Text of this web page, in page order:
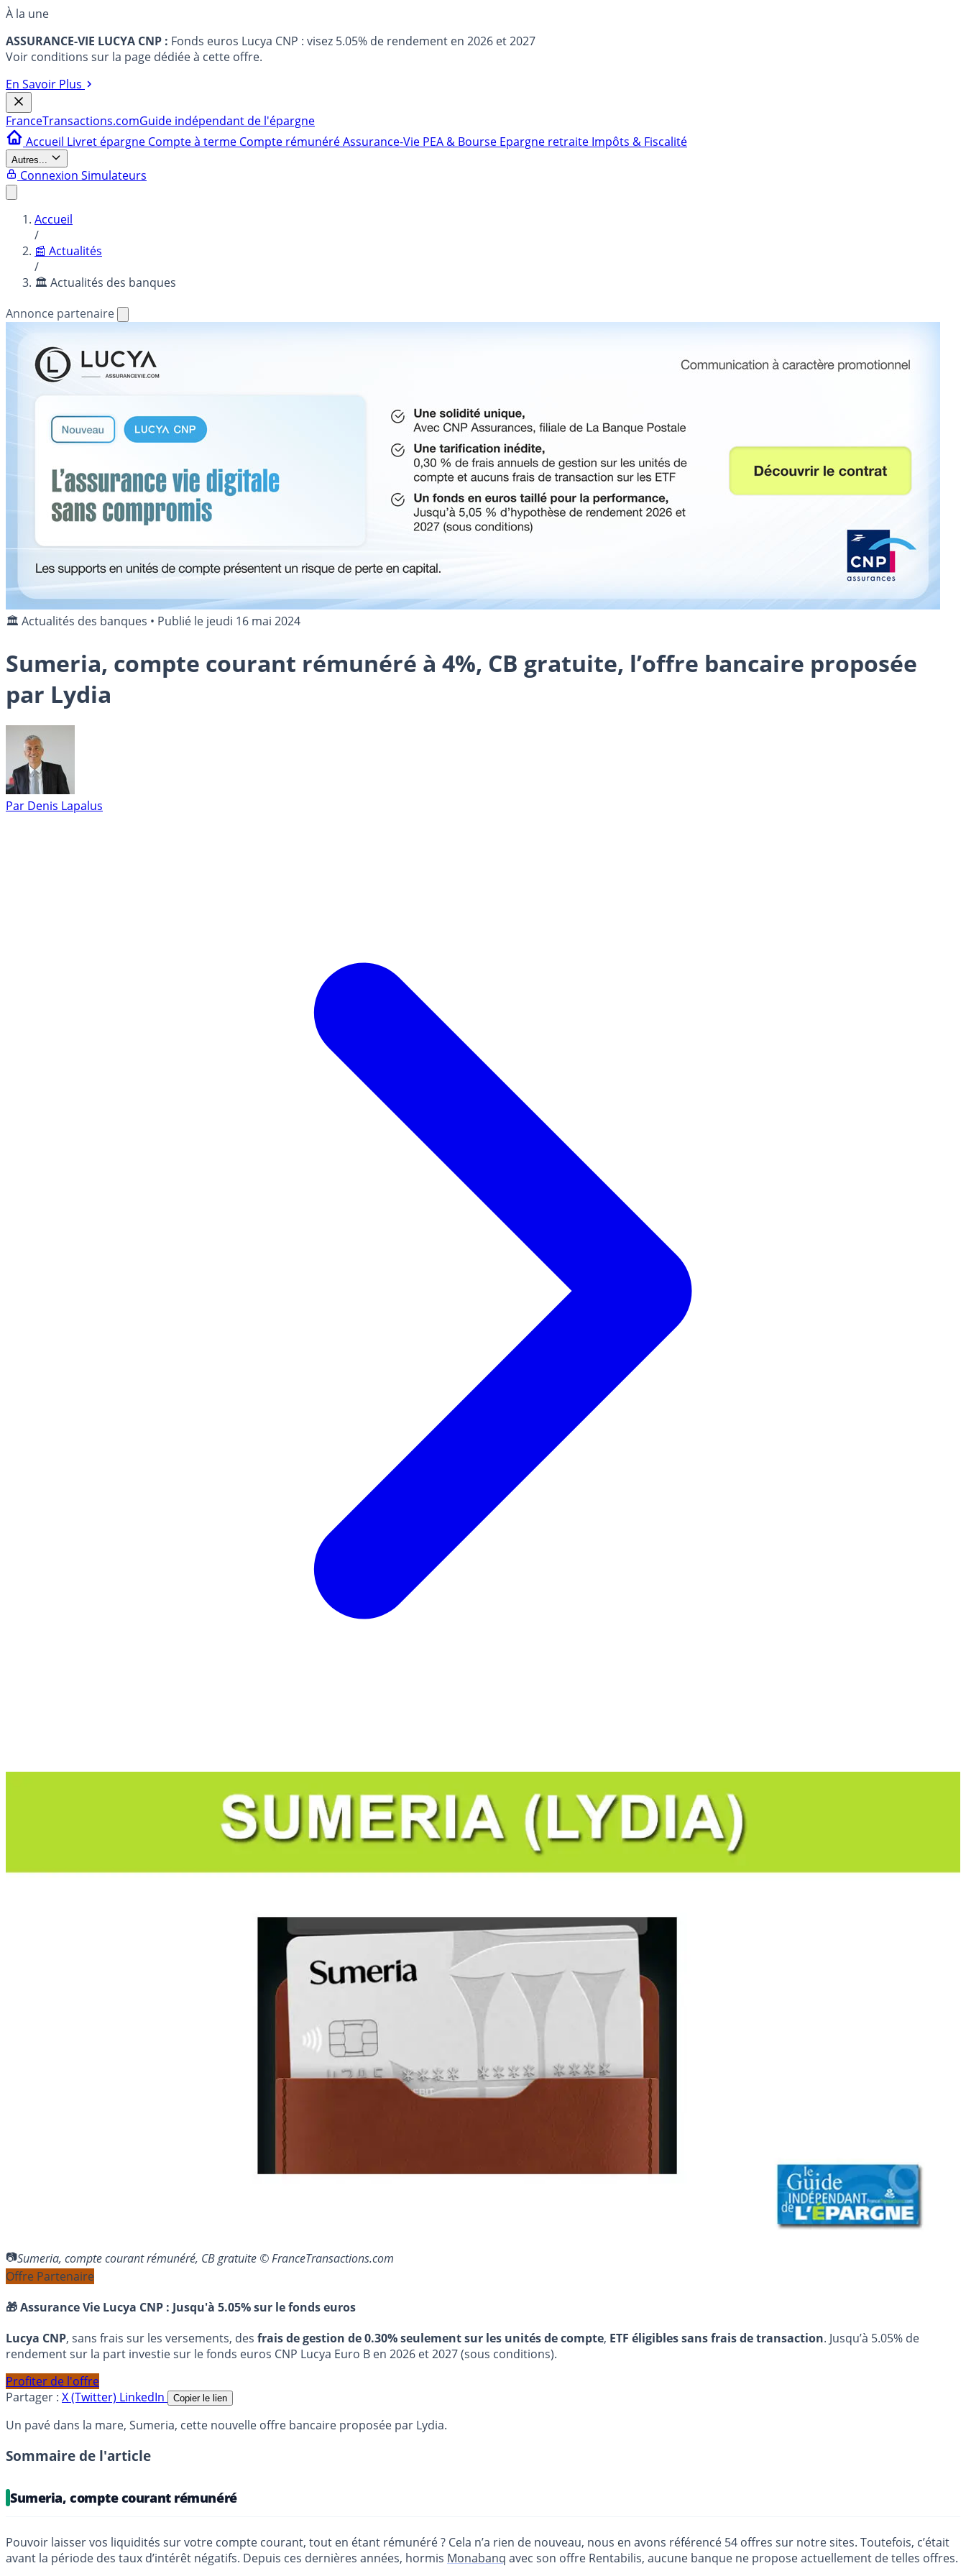
À la une
ASSURANCE-VIE LUCYA CNP : Fonds euros Lucya CNP : visez 5.05% de rendement en 2026 et 2027
Voir conditions sur la page dédiée à cette offre.
En Savoir Plus
FranceTransactions.comGuide indépendant de l'épargne
Accueil Livret épargne Compte à terme Compte rémunéréAssurance-Vie PEA & Bourse Epargne retraite Impôts & Fiscalité
Autres...
Connexion Simulateurs
Accueil
/
📰 Actualités
/
🏛️ Actualités des banques
Annonce partenaire
🏛️ Actualités des banques • Publié le jeudi 16 mai 2024
Sumeria, compte courant rémunéré à 4%, CB gratuite, l’offre bancaire proposée
par Lydia
Par Denis Lapalus
Sumeria, compte courant rémunéré, CB gratuite © FranceTransactions.com
Offre Partenaire
🎁 Assurance Vie Lucya CNP : Jusqu'à 5.05% sur le fonds euros
Lucya CNP, sans frais sur les versements, des frais de gestion de 0.30% seulement sur les unités de compte, ETF éligibles sans frais de transaction. Jusqu’à 5.05% de
rendement sur la part investie sur le fonds euros CNP Lucya Euro B en 2026 et 2027 (sous conditions).
Profiter de l'offre
Partager : X (Twitter) LinkedIn Copier le lien
Un pavé dans la mare, Sumeria, cette nouvelle offre bancaire proposée par Lydia.
Sommaire de l'article
Sumeria, compte courant rémunéré
Pouvoir laisser vos liquidités sur votre compte courant, tout en étant rémunéré ? Cela n’a rien de nouveau, nous en avons référencé 54 offres sur notre sites. Toutefois, c’était
avant la période des taux d’intérêt négatifs. Depuis ces dernières années, hormis Monabanq avec son offre Rentabilis, aucune banque ne propose actuellement de telles offres.